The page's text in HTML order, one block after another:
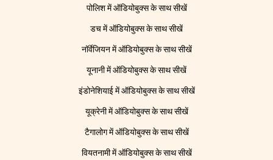
पोलिश में ऑडियोबुक्स के साथ सीखें
डच में ऑडियोबुक्स के साथ सीखें
नॉर्वेजियन में ऑडियोबुक्स के साथ सीखें
यूनानी में ऑडियोबुक्स के साथ सीखें
इंडोनेशियाई में ऑडियोबुक्स के साथ सीखें
यूक्रेनी में ऑडियोबुक्स के साथ सीखें
टैगालोग में ऑडियोबुक्स के साथ सीखें
वियतनामी में ऑडियोबुक्स के साथ सीखें